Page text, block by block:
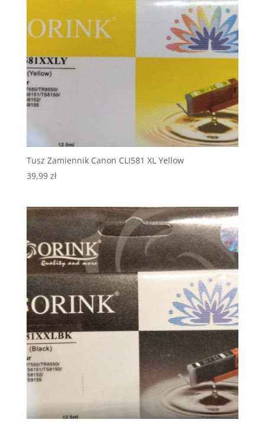
Tusz Zamiennik Canon CLI581 XL Yellow
39,99 zł